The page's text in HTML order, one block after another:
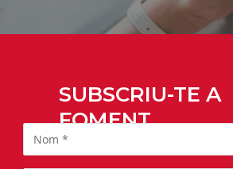
SUBSCRIU-TE A
FOMENT